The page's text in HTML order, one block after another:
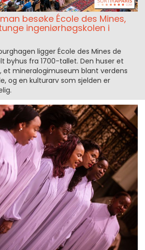
besøke École des Mines,
ingeniørhøgskolen i
ligger École des Mines de
byhus fra 1700-tallet. Den huser et
et mineralogimuseum blant verdens
og en kulturarv som sjelden er